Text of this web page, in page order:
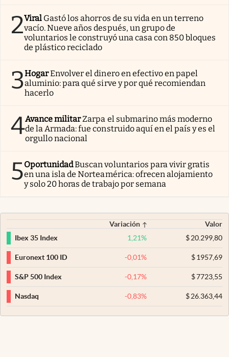
2Viral Gastó los ahorros de su vida en un terreno
vacío. Nueve años después, un grupo de
voluntarios le construyó una casa con 850 bloques
de plástico reciclado
3HogarEnvolver el dinero en efectivo en papel
aluminio: para qué sirve y por qué recomiendan
hacerlo
4Avance militarZarpa el submarino más moderno
de la Armada: fue construido aquí en el país y es el
orgullo nacional
5OportunidadBuscan voluntarios para vivir gratis
en una isla de Norteamérica: ofrecen alojamiento
y solo 20 horas de trabajo por semana
Variación
Valor
Ibex 35 Index
1,21% $20.299,80
Euronext 100 ID -0,01% $1957,69
S&P 500 Index -0,17% $7723,55
Nasdaq -0,83% $26.363,44